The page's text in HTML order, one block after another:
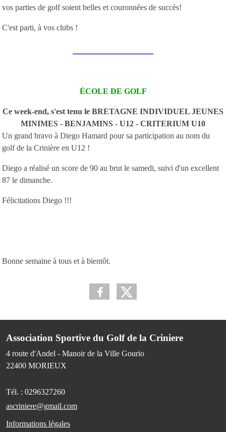
vos parties de golf soient belles et couronnées de succès!
C'est parti, à vos clubs !
ÉCOLE DE GOLF
Ce week-end, s'est tenu le BRETAGNE INDIVIDUEL JEUNES
MINIMES - BENJAMINS - U12 - CRITERIUM U10
Un grand bravo à Diego Hamard pour sa participation au nom du
golf de la Crinière en U12 !
Diego a réalisé un score de 90 au brut le samedi, suivi d'un excellent
87 le dimanche.
Félicitations Diego !!!
Bonne semaine à tous et à bientôt.
Association Sportive du Golf de la Criniere
4 route d'Andel - Manoir de la Ville Gourio
22400 MORIEUX
Tél. : 0296327260
ascriniere@gmail.com
Informations légales